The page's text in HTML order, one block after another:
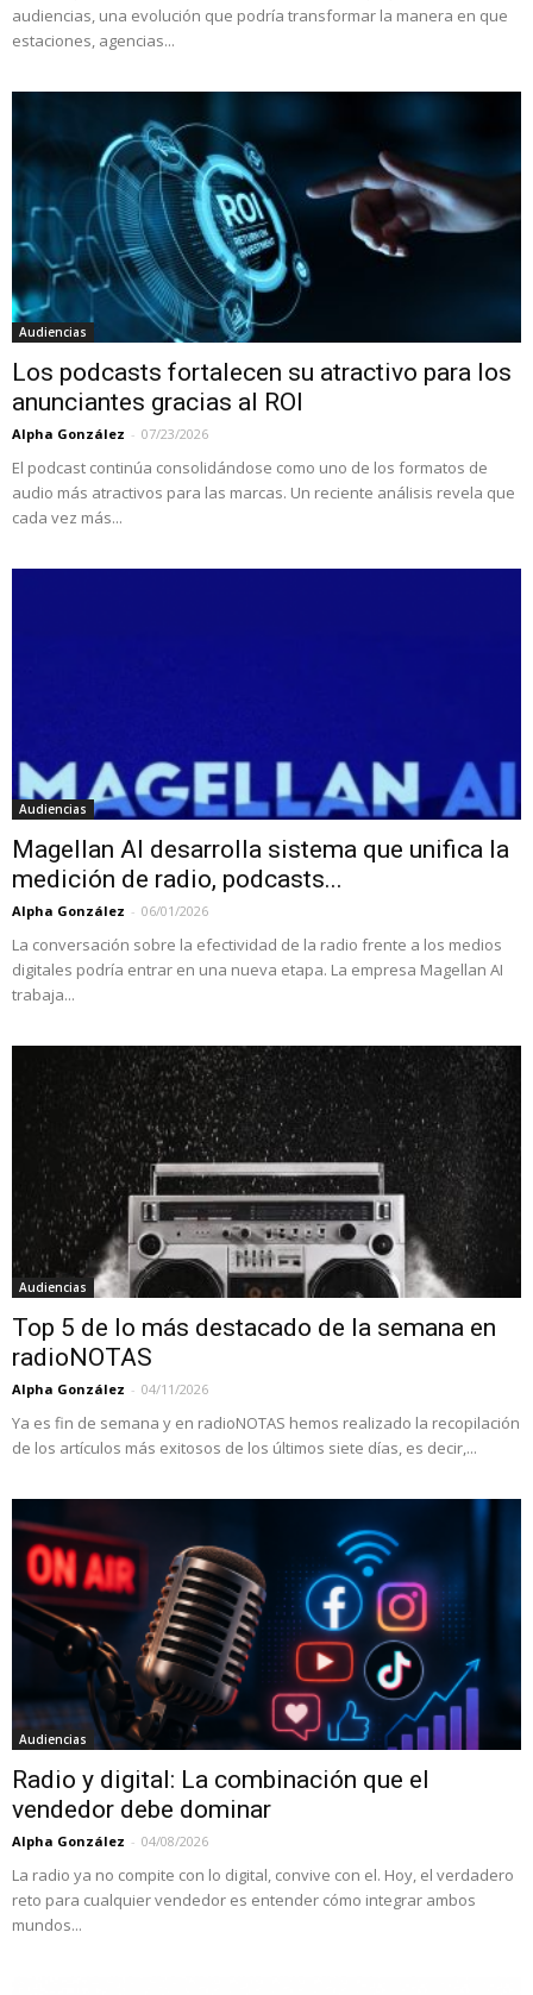
audiencias, una evolución que podría transformar la manera en que
estaciones, agencias...
Audiencias
Los podcasts fortalecen su atractivo para los
anunciantes gracias al ROI
Alpha González - 07/23/2026
El podcast continúa consolidándose como uno de los formatos de
audio más atractivos para las marcas. Un reciente análisis revela que
cada vez más...
Audiencias
Magellan AI desarrolla sistema que unifica la
medición de radio, podcasts...
Alpha González - 06/01/2026
La conversación sobre la efectividad de la radio frente a los medios
digitales podría entrar en una nueva etapa. La empresa Magellan AI
trabaja...
Audiencias
Top 5 de lo más destacado de la semana en
radioNOTAS
Alpha González - 04/11/2026
Ya es fin de semana y en radioNOTAS hemos realizado la recopilación
de los artículos más exitosos de los últimos siete días, es decir,...
Audiencias
Radio y digital: La combinación que el
vendedor debe dominar
Alpha González - 04/08/2026
La radio ya no compite con lo digital, convive con el. Hoy, el verdadero
reto para cualquier vendedor es entender cómo integrar ambos
mundos...